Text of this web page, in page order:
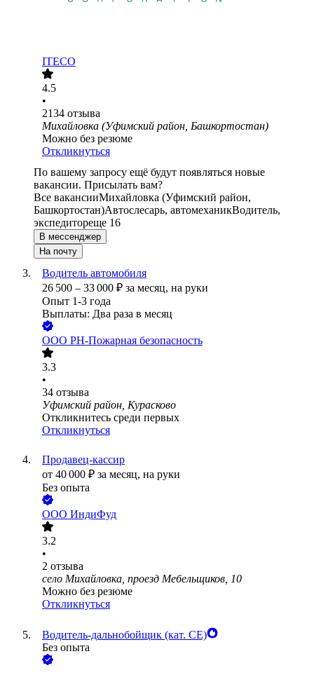
ITECO
4.5
•
2134 отзыва
Михайловка (Уфимский район, Башкортостан)
Можно без резюме
Откликнуться
По вашему запросу ещё будут появляться новые
вакансии. Присылать вам?
Все вакансииМихайловка (Уфимский район,
Башкортостан)Автослесарь, автомеханикВодитель,
экспедитореще 16
В мессенджер
На почту
Водитель автомобиля
26 500 – 33 000 ₽ за месяц, на руки
Опыт 1-3 года
Выплаты: Два раза в месяц
ООО РН-Пожарная безопасность
3.3
•
34 отзыва
Уфимский район, Курасково
Откликнитесь среди первых
Откликнуться
Продавец-кассир
от 40 000 ₽ за месяц, на руки
Без опыта
ООО ИндиФуд
3.2
•
2 отзыва
село Михайловка, проезд Мебельщиков, 10
Можно без резюме
Откликнуться
Водитель-дальнобойщик (кат. CE)
Без опыта